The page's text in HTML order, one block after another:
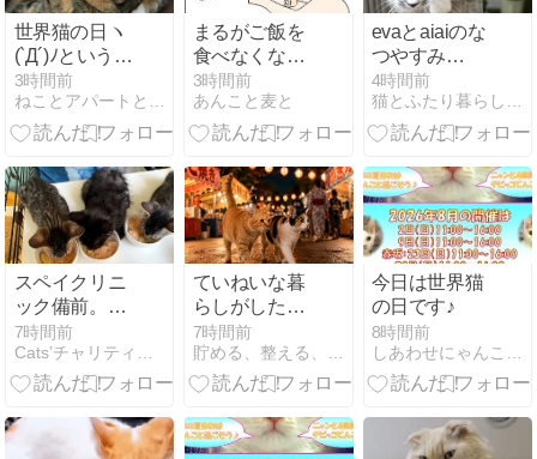
世界猫の日ヽ
(`Д´)ﾉというこ
とでうちのに
ゃんプロどう
ぞ
3時間前
ねことアパートと1人暮らし
まるがご飯を
食べなくなっ
た８
3時間前
あんこと麦と
evaとaiaiのな
つやすみ
@2026①
4時間前
猫とふたり暮らし〜evaとaiaiの日常〜
スペイクリニ
ック備前。3
匹の手術
7時間前
ていねいな暮
らしがした
い。
7時間前
今日は世界猫
の日です♪
8時間前